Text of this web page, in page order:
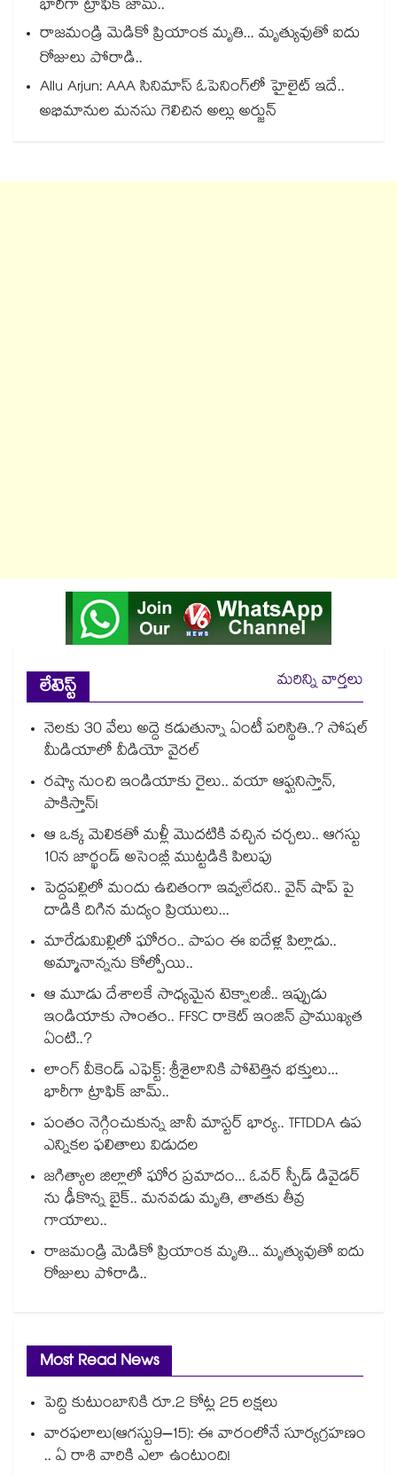
భారీగా ట్రాఫిక్ జామ్..
రాజమండ్రి మెడికో ప్రియాంక మృతి... మృత్యువుతో ఐదు
రోజులు పోరాడి..
Allu Arjun: AAA సినిమాస్ ఓపెనింగ్‌లో హైలైట్ ఇదే..
అభిమానుల మనసు గెలిచిన అల్లు అర్జున్
లేటెస్ట్
మరిన్ని వార్తలు
నెలకు 30 వేలు అద్దె కడుతున్నా ఏంటీ పరిస్థితి..? సోషల్
మీడియాలో వీడియో వైరల్
రష్యా నుంచి ఇండియాకు రైలు.. వయా ఆఫ్ఘనిస్తాన్,
పాకిస్తాన్!
ఆ ఒక్క మెలికతో మళ్లీ మొదటికి వచ్చిన చర్చలు.. ఆగస్టు
10న జార్ఖండ్ అసెంబ్లీ ముట్టడికి పిలుపు
పెద్దపల్లిలో మందు ఉచితంగా ఇవ్వలేదని.. వైన్ షాప్ పై
దాడికి దిగిన మద్యం ప్రియులు...
మారేడుమిల్లిలో ఘోరం.. పాపం ఈ ఐదేళ్ల పిల్లాడు..
అమ్మానాన్నను కోల్పోయి..
ఆ మూడు దేశాలకే సాధ్యమైన టెక్నాలజీ.. ఇప్పుడు
ఇండియాకు సొంతం.. FFSC రాకెట్ ఇంజిన్ ప్రాముఖ్యత
ఏంటి..?
లాంగ్ వీకెండ్ ఎఫెక్ట్: శ్రీశైలానికి పోటెత్తిన భక్తులు...
భారీగా ట్రాఫిక్ జామ్..
పంతం నెగ్గించుకున్న జానీ మాస్టర్ భార్య.. TFTDDA ఉప
ఎన్నికల ఫలితాలు విడుదల
జగిత్యాల జిల్లాలో ఘోర ప్రమాదం... ఓవర్ స్పీడ్ డివైడర్
ను ఢీకొన్న బైక్.. మనవడు మృతి, తాతకు తీవ్ర
గాయాలు..
రాజమండ్రి మెడికో ప్రియాంక మృతి... మృత్యువుతో ఐదు
రోజులు పోరాడి..
Most Read News
పెద్ది కుటుంబానికి రూ.2 కోట్ల 25 లక్షలు
వారఫలాలు(ఆగస్టు9–15): ఈ వారంలోనే సూర్యగ్రహణం
.. ఏ రాశి వారికి ఎలా ఉంటుంది!